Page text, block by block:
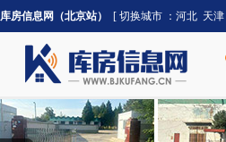
库房信息网（北京站） [ 切换城市 ： 河北 天津